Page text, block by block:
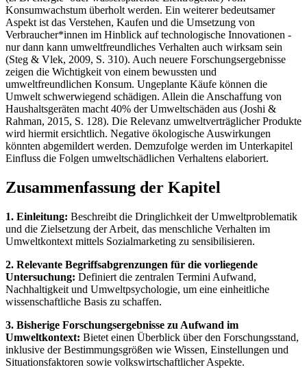
Konsumwachstum überholt werden. Ein weiterer bedeutsamer
Aspekt ist das Verstehen, Kaufen und die Umsetzung von
Verbraucher*innen im Hinblick auf technologische Innovationen -
nur dann kann umweltfreundliches Verhalten auch wirksam sein
(Steg & Vlek, 2009, S. 310). Auch neuere Forschungsergebnisse
zeigen die Wichtigkeit von einem bewussten und
umweltfreundlichen Konsum. Ungeplante Käufe können die
Umwelt schwerwiegend schädigen. Allein die Anschaffung von
Haushaltsgeräten macht 40% der Umweltschäden aus (Joshi &
Rahman, 2015, S. 128). Die Relevanz umweltverträglicher Produkte
wird hiermit ersichtlich. Negative ökologische Auswirkungen
könnten abgemildert werden. Demzufolge werden im Unterkapitel
Einfluss die Folgen umweltschädlichen Verhaltens elaboriert.
Zusammenfassung der Kapitel
1. Einleitung: Beschreibt die Dringlichkeit der Umweltproblematik
und die Zielsetzung der Arbeit, das menschliche Verhalten im
Umweltkontext mittels Sozialmarketing zu sensibilisieren.
2. Relevante Begriffsabgrenzungen für die vorliegende
Untersuchung: Definiert die zentralen Termini Aufwand,
Nachhaltigkeit und Umweltpsychologie, um eine einheitliche
wissenschaftliche Basis zu schaffen.
3. Bisherige Forschungsergebnisse zu Aufwand im
Umweltkontext: Bietet einen Überblick über den Forschungsstand,
inklusive der Bestimmungsgrößen wie Wissen, Einstellungen und
Situationsfaktoren sowie volkswirtschaftlicher Aspekte.